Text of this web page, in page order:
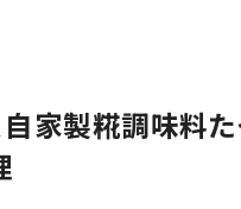
自家製糀調味料